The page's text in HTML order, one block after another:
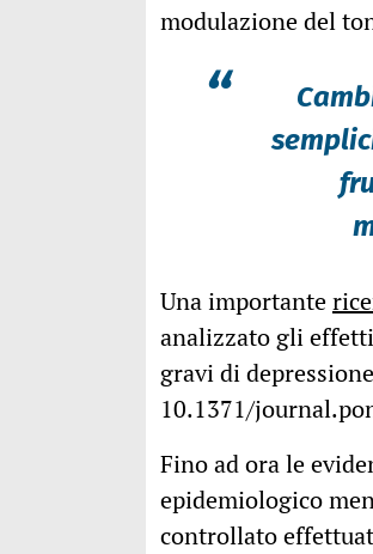
modulazione del
“
Una importante
analizzato gli
gravi di
10.1371/
Fino ad ora le
epidemiologico
controllato